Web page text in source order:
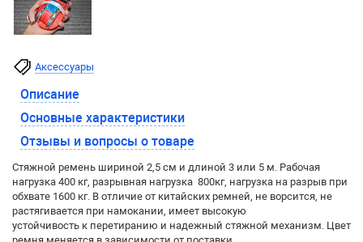
Аксессуары
Описание
Основные характеристики
Отзывы и вопросы о товаре
Стяжной ремень шириной 2,5 см и длиной 3 или 5 м. Рабочая
нагрузка 400 кг, разрывная нагрузка 800кг, нагрузка на разрыв при
обхвате 1600 кг. В отличие от китайских ремней, не ворсится, не
растягивается при намокании, имеет высокую
устойчивость к перетиранию и надежный стяжной механизм. Цвет